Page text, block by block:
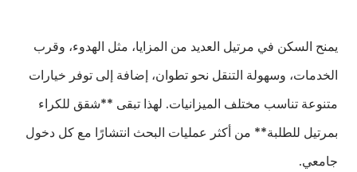
يمنح السكن في مرتيل العديد من المزايا، مثل الهدوء، وقرب
الخدمات، وسهولة التنقل نحو تطوان، إضافة إلى توفر خيارات
متنوعة تناسب مختلف الميزانيات. لهذا تبقى **شقق للكراء
بمرتيل للطلبة** من أكثر عمليات البحث انتشارًا مع كل دخول
جامعي.